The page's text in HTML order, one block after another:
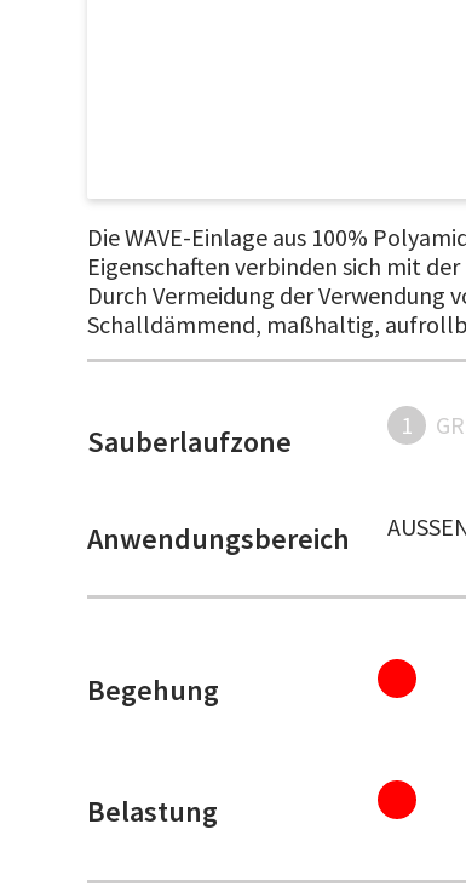
Die WAVE-Einlage aus 100%
Eigenschaften verbinden sich mit
Durch Vermeidung der Verwendung
Schalldämmend, maßhaltig,
Sauberlaufzone 1
Anwendungsbereich
Begehung
Belastung